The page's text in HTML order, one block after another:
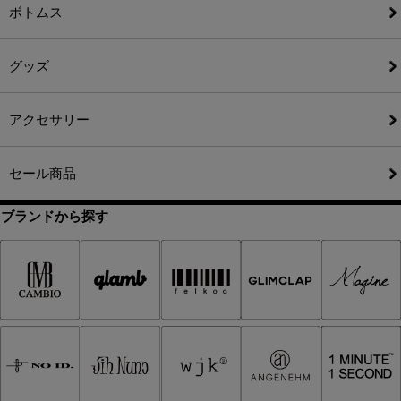
ボトムス
グッズ
アクセサリー
セール商品
ブランドから探す